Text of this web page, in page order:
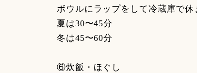
ボウルにラップをして冷蔵庫で
夏は30〜45分
冬は45〜60分
⑥炊飯・ほぐし